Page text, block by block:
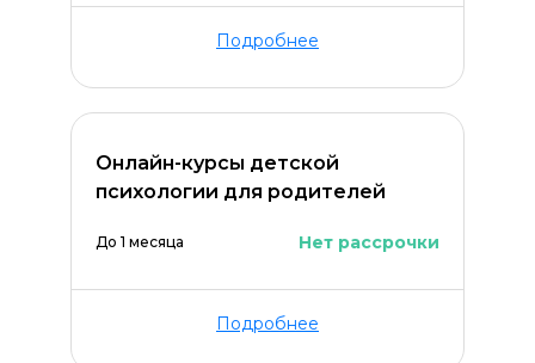
Подробнее
Онлайн-курсы детской
психологии для родителей
До 1 месяца Нет рассрочки
Подробнее